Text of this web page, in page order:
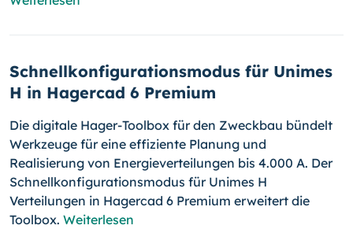
Schnellkonfigurationsmodus für Unimes
H in Hagercad 6 Premium
Die digitale Hager-Toolbox für den Zweckbau bündelt
Werkzeuge für eine effiziente Planung und
Realisierung von Energieverteilungen bis 4.000 A. Der
Schnellkonfigurationsmodus für Unimes H
Verteilungen in Hagercad 6 Premium erweitert die
Toolbox. Weiterlesen